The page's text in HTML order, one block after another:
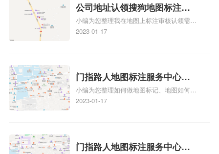
图标注服务中心面的存在。对于一些客户来
说，实体指路人地
公司地址认领搜狗地图标注多
久审核？公司地址认领地图标
注多久审核？
小编为您整理我在地图上标注审核认领需要
多久、我在地图上标注审核认领需要多久
情可查看下方正文！
2023-01-17
门指路人地图标注服务中心如
何做花小猪打车地图位置标
记？门指路人地图标注服务中
小编为您整理如何做地图标记、地图如何做
标记、so搜街景中如何做标记、360e启花贷
关地图标注知识，详情可查看下方正文！
2023-01-17
门指路人地图标注服务中心地